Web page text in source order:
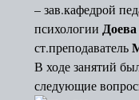
– зав.кафедрой
психологии
ст.преподаватель
В ходе занятий
следующие